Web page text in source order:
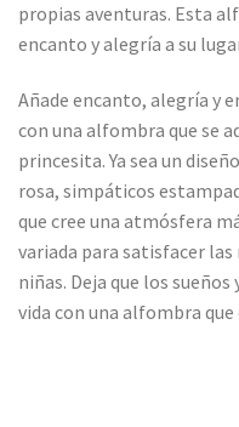
propias aventuras. Esta
encanto y alegría a su
Añade encanto, alegría y
con una alfombra que se
princesita. Ya sea un
rosa, simpáticos
que cree una atmósfera
variada para satisfacer
niñas. Deja que los
vida con una alfombra